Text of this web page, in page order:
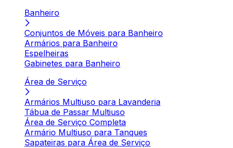
Banheiro
Conjuntos de Móveis para Banheiro
Armários para Banheiro
Espelheiras
Gabinetes para Banheiro
Área de Serviço
Armários Multiuso para Lavanderia
Tábua de Passar Multiuso
Área de Serviço Completa
Armário Multiuso para Tanques
Sapateiras para Área de Serviço